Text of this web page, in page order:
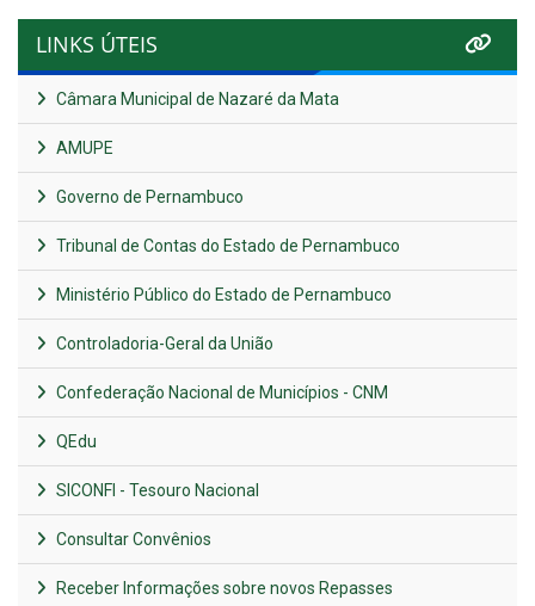
LINKS ÚTEIS
Câmara Municipal de Nazaré da Mata
AMUPE
Governo de Pernambuco
Tribunal de Contas do Estado de Pernambuco
Ministério Público do Estado de Pernambuco
Controladoria-Geral da União
Confederação Nacional de Municípios - CNM
QEdu
SICONFI - Tesouro Nacional
Consultar Convênios
Receber Informações sobre novos Repasses